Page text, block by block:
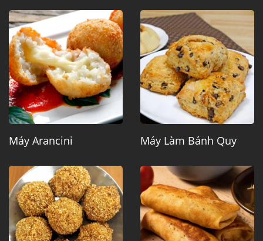
Máy Arancini Máy Làm Bánh Quy